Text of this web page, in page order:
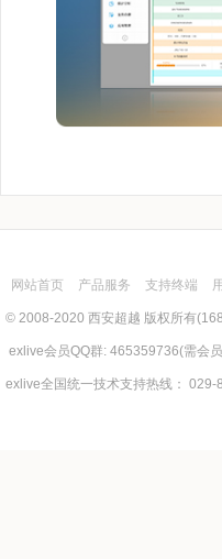
网站首页 产品服务 支持终端
© 2008-2020 西安超越 版权所有
exlive会员QQ群: 465359736(需
exlive全国统一技术支持热线： 029-